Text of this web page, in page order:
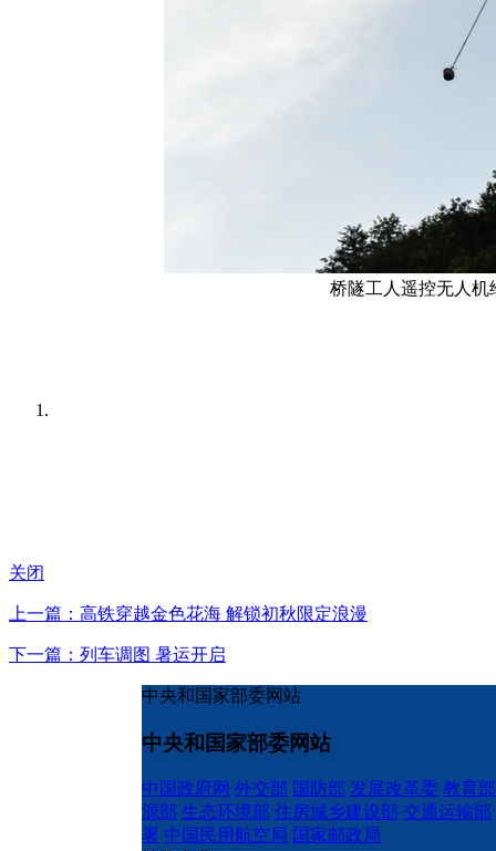
桥隧工人遥控无人机
关闭
上一篇：高铁穿越金色花海 解锁初秋限定浪漫
下一篇：列车调图 暑运开启
中央和国家部委网站
中央和国家部委网站
中国政府网 外交部 国防部 发展改革委 教育部
源部 生态环境部 住房城乡建设部 交通运输部
署 中国民用航空局 国家邮政局